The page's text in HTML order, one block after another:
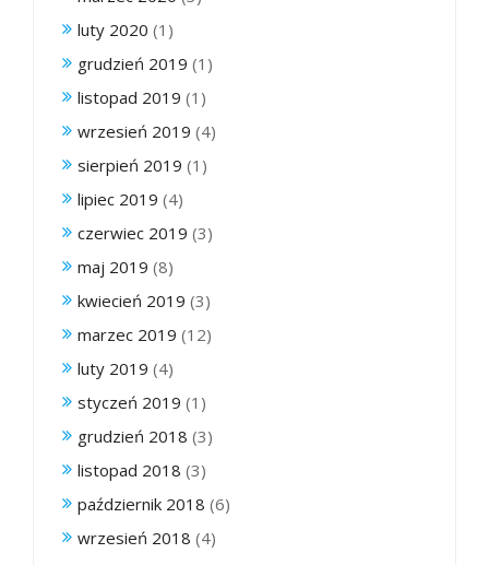
luty 2020 (1)
grudzień 2019 (1)
listopad 2019 (1)
wrzesień 2019 (4)
sierpień 2019 (1)
lipiec 2019 (4)
czerwiec 2019 (3)
maj 2019 (8)
kwiecień 2019 (3)
marzec 2019 (12)
luty 2019 (4)
styczeń 2019 (1)
grudzień 2018 (3)
listopad 2018 (3)
październik 2018 (6)
wrzesień 2018 (4)